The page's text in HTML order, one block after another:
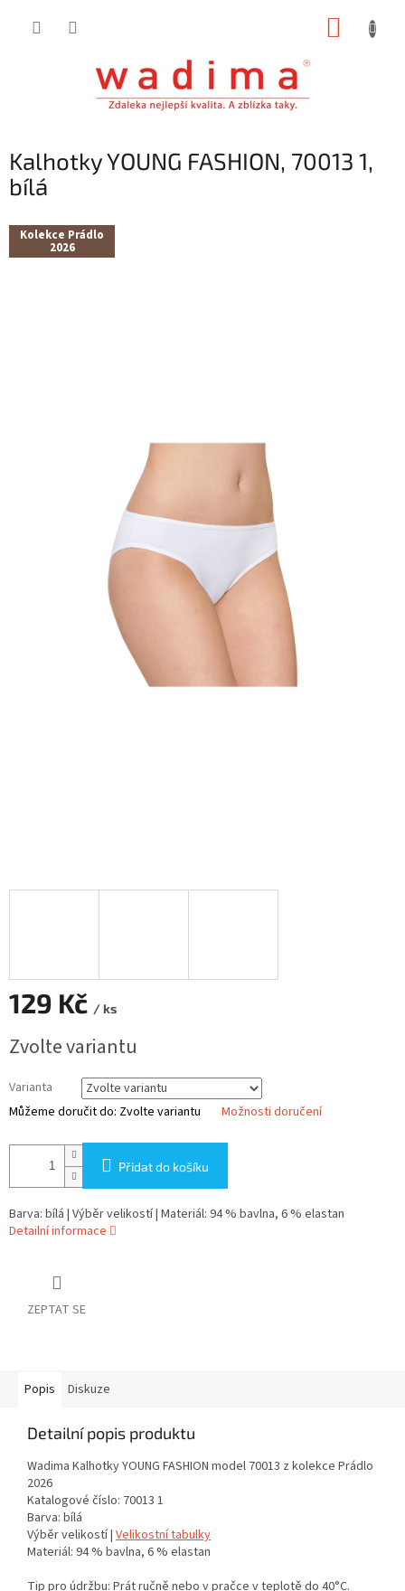
Kalhotky YOUNG FASHION, 70013 1,
bílá
Kolekce Prádlo
2026
129 Kč / ks
cena:
Zvolte variantu
Varianta
Můžeme doručit do: Zvolte variantu Možnosti doručení
Přidat do košíku
Barva: bílá | Výběr velikostí | Materiál: 94 % bavlna, 6 % elastan
Detailní informace
ZEPTAT SE
Popis Diskuze
Detailní popis produktu
Wadima Kalhotky YOUNG FASHION model 70013 z kolekce Prádlo
2026
Katalogové číslo: 70013 1
Barva: bílá
Výběr velikostí | Velikostní tabulky
Materiál: 94 % bavlna, 6 % elastan
Tip pro údržbu: Prát ručně nebo v pračce v teplotě do 40°C.